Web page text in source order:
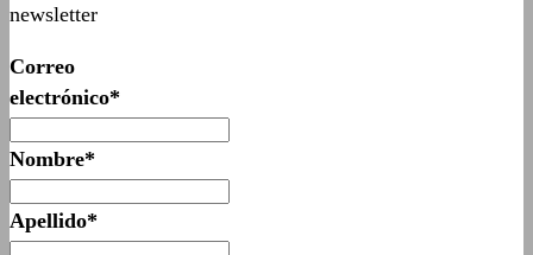
newsletter
Correo
electrónico*
Nombre*
Apellido*